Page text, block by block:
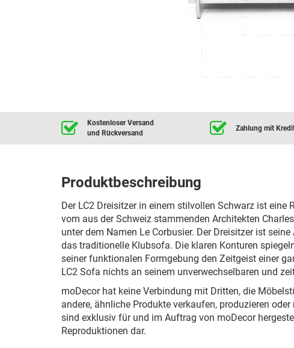
Kostenloser Versand
und Rückversand
Zahlung mit
Produktbeschreibung
Der LC2 Dreisitzer in einem stilvollen Schwarz ist eine
vom aus der Schweiz stammenden Architekten
unter dem Namen Le Corbusier. Der Dreisitzer ist
das traditionelle Klubsofa. Die klaren Konturen
seiner funktionalen Formgebung den Zeitgeist einer
LC2 Sofa nichts an seinem unverwechselbaren und
moDecor hat keine Verbindung mit Dritten, die
andere, ähnliche Produkte verkaufen, produzieren
sind exklusiv für und im Auftrag von moDecor
Reproduktionen dar.